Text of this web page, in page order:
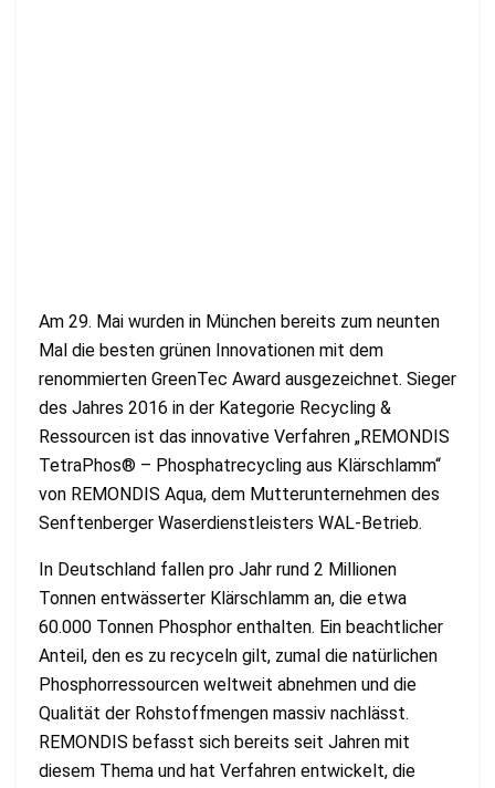
Am 29. Mai wurden in München bereits zum neunten
Mal die besten grünen Innovationen mit dem
renommierten GreenTec Award ausgezeichnet. Sieger
des Jahres 2016 in der Kategorie Recycling &
Ressourcen ist das innovative Verfahren „REMONDIS
TetraPhos® – Phosphatrecycling aus Klärschlamm“
von REMONDIS Aqua, dem Mutterunternehmen des
Senftenberger Waserdienstleisters WAL-Betrieb.
In Deutschland fallen pro Jahr rund 2 Millionen
Tonnen entwässerter Klärschlamm an, die etwa
60.000 Tonnen Phosphor enthalten. Ein beachtlicher
Anteil, den es zu recyceln gilt, zumal die natürlichen
Phosphorressourcen weltweit abnehmen und die
Qualität der Rohstoffmengen massiv nachlässt.
REMONDIS befasst sich bereits seit Jahren mit
diesem Thema und hat Verfahren entwickelt, die